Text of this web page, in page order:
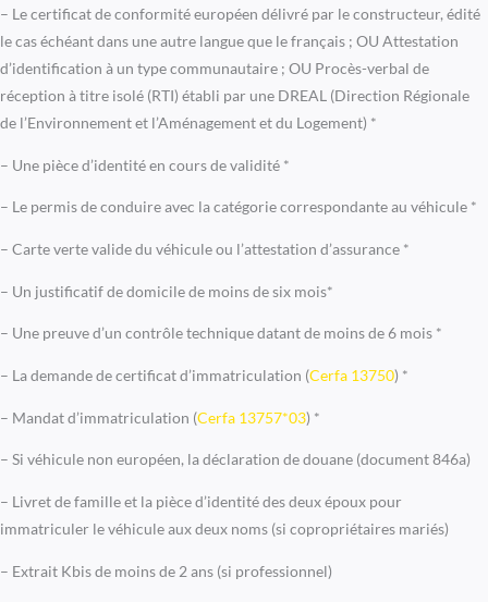
– Le certificat de conformité européen délivré par le constructeur, édité
le cas échéant dans une autre langue que le français ; OU Attestation
d’identification à un type communautaire ; OU Procès-verbal de
réception à titre isolé (RTI) établi par une DREAL (Direction Régionale
de l’Environnement et l’Aménagement et du Logement) *
– Une pièce d’identité en cours de validité *
– Le permis de conduire avec la catégorie correspondante au véhicule *
– Carte verte valide du véhicule ou l’attestation d’assurance *
– Un justificatif de domicile de moins de six mois*
– Une preuve d’un contrôle technique datant de moins de 6 mois *
– La demande de certificat d’immatriculation (Cerfa 13750) *
– Mandat d’immatriculation (Cerfa 13757*03) *
– Si véhicule non européen, la déclaration de douane (document 846a)
– Livret de famille et la pièce d’identité des deux époux pour
immatriculer le véhicule aux deux noms (si copropriétaires mariés)
– Extrait Kbis de moins de 2 ans (si professionnel)